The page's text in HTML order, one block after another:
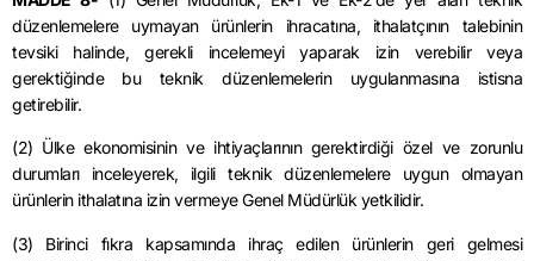
düzenlemelere uymayan ürünlerin ihracatına, ithalatçının talebinin
tevsiki halinde, gerekli incelemeyi yaparak izin verebilir veya
gerektiğinde bu teknik düzenlemelerin uygulanmasına istisna
getirebilir.
(2) Ülke ekonomisinin ve ihtiyaçlarının gerektirdiği özel ve zorunlu
durumları inceleyerek, ilgili teknik düzenlemelere uygun olmayan
ürünlerin ithalatına izin vermeye Genel Müdürlük yetkilidir.
(3) Birinci fıkra kapsamında ihraç edilen ürünlerin geri gelmesi